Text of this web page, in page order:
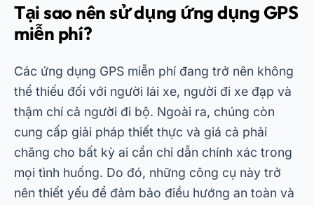
Tại sao nên sử dụng ứng dụng GPS
miễn phí?
Các ứng dụng GPS miễn phí đang trở nên không
thể thiếu đối với người lái xe, người đi xe đạp và
thậm chí cả người đi bộ. Ngoài ra, chúng còn
cung cấp giải pháp thiết thực và giá cả phải
chăng cho bất kỳ ai cần chỉ dẫn chính xác trong
mọi tình huống. Do đó, những công cụ này trở
nên thiết yếu để đảm bảo điều hướng an toàn và